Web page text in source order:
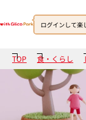
ログインして楽
TOP 食・くらし